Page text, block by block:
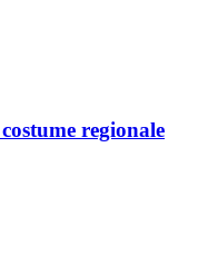
regionale